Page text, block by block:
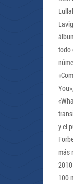
todo
y el
más
100